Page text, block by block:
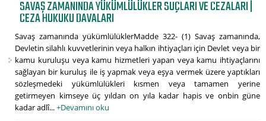
SAVAŞ ZAMANINDA YÜKÜMLÜLÜKLER SUÇLARI VE CEZALARI |
CEZA HUKUKU DAVALARI
Savaş zamanında yükümlülüklerMadde 322- (1) Savaş zamanında,
Devletin silahlı kuvvetlerinin veya halkın ihtiyaçları için Devlet veya bir
kamu kuruluşu veya kamu hizmetleri yapan veya kamu ihtiyaçlarını
sağlayan bir kuruluş ile iş yapmak veya eşya vermek üzere yaptıkları
sözleşmedeki yükümlülükleri kısmen veya tamamen yerine
getirmeyen kimseye üç yıldan on yıla kadar hapis ve onbin güne
kadar adlî...+Devamını oku